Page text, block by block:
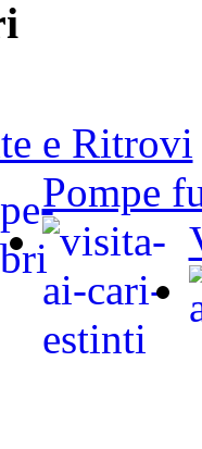
e Ritrovi
Pompe